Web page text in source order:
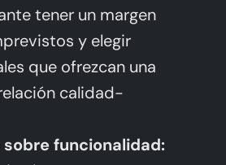
tener un margen
y elegir
que ofrezcan una
calidad-
sobre funcionalidad: